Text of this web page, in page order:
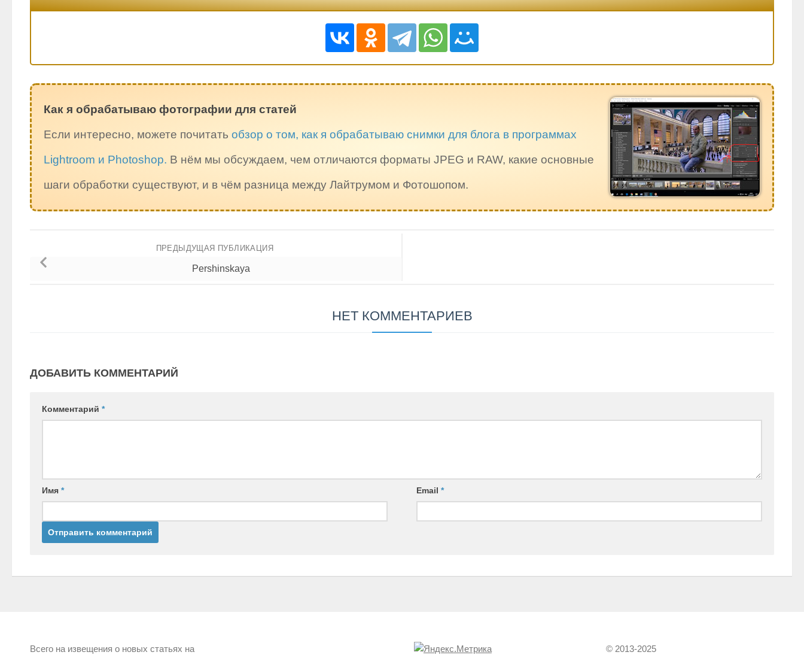
Как я обрабатываю фотографии для статей
Если интересно, можете почитать обзор о том, как я обрабатываю снимки для блога в программах
Lightroom и Photoshop. В нём мы обсуждаем, чем отличаются форматы JPEG и RAW, какие основные
шаги обработки существуют, и в чём разница между Лайтрумом и Фотошопом.
ПРЕДЫДУЩАЯ ПУБЛИКАЦИЯ
Pershinskaya
НЕТ КОММЕНТАРИЕВ
ДОБАВИТЬ КОММЕНТАРИЙ
Комментарий *
Имя * Email*
Всего на извещения о новых статьях на
© 2013-2025